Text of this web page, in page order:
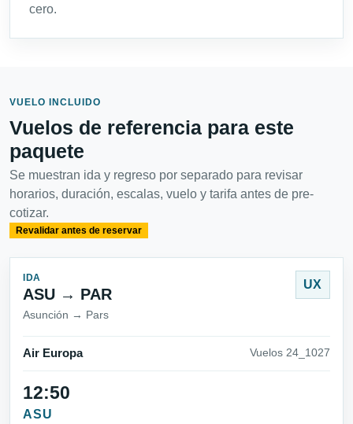
cero.
VUELO INCLUIDO
Vuelos de referencia para este
paquete
Se muestran ida y regreso por separado para revisar
horarios, duración, escalas, vuelo y tarifa antes de pre-
cotizar.
Revalidar antes de reservar
IDA
ASU → PAR
Asunción → Pars
UX
Air Europa Vuelos 24_1027
12:50
ASU